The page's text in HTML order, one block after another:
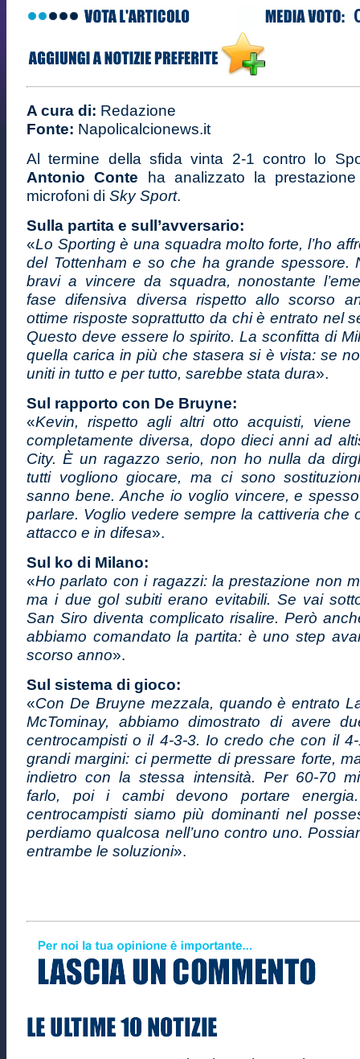
A cura di: Redazione
Fonte: Napolicalcionews.it
Al termine della sfida vinta 2-1 contro lo
Antonio Conte ha analizzato la
microfoni di Sky Sport.
Sulla partita e sull’avversario:
«Lo Sporting è una squadra molto forte, l’ho
del Tottenham e so che ha grande spessore.
bravi a vincere da squadra, nonostante
fase difensiva diversa rispetto allo scorso
ottime risposte soprattutto da chi è entrato nel
Questo deve essere lo spirito. La sconfitta di
quella carica in più che stasera si è vista: se
uniti in tutto e per tutto, sarebbe stata dura».
Sul rapporto con De Bruyne:
«Kevin, rispetto agli altri otto acquisti,
completamente diversa, dopo dieci anni ad
City. È un ragazzo serio, non ho nulla da
tutti vogliono giocare, ma ci sono
sanno bene. Anche io voglio vincere, e
parlare. Voglio vedere sempre la cattiveria che
attacco e in difesa».
Sul ko di Milano:
«Ho parlato con i ragazzi: la prestazione non
ma i due gol subiti erano evitabili. Se vai
San Siro diventa complicato risalire. Però
abbiamo comandato la partita: è uno step
scorso anno».
Sul sistema di gioco:
«Con De Bruyne mezzala, quando è entrato
McTominay, abbiamo dimostrato di avere
centrocampisti o il 4-3-3. Io credo che con il
grandi margini: ci permette di pressare forte,
indietro con la stessa intensità. Per 60-70
farlo, poi i cambi devono portare
centrocampisti siamo più dominanti nel
perdiamo qualcosa nell’uno contro uno.
entrambe le soluzioni».